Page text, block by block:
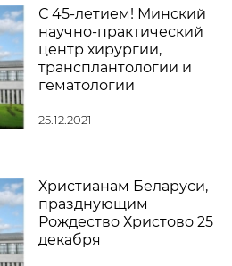
С 45-летием! Минский
научно-практический
центр хирургии,
трансплантологии и
гематологии
25.12.2021
Христианам Беларуси,
празднующим
Рождество Христово 25
декабря